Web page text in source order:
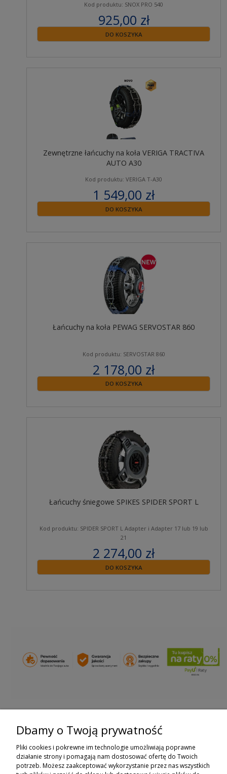
Kod produktu: SNOX PRO 540
925,00 zł
zawiera 23% VAT
DO KOSZYKA
Zewnętrzne łańcuchy na koła VERIGA TRACTIVA
AUTO A30
Kod produktu: VERIGA T-A30
1 549,00 zł
zawiera 23% VAT
DO KOSZYKA
Łańcuchy na koła PEWAG SERVOSTAR 860
Kod produktu: SERVOSTAR 860
2 178,00 zł
zawiera 23% VAT
DO KOSZYKA
Łańcuchy śniegowe SPIKES SPIDER SPORT L
Kod produktu: SPIDER SPORT L Adapter i Adapter 17 lub 19 lub
21
2 274,00 zł
zawiera 23% VAT
DO KOSZYKA
ZAPISZ SIĘ DO NEWSLETTERA
ZAPISZ SIĘ
Dbamy o Twoją prywatność
Pliki cookies i pokrewne im technologie umożliwiają poprawne
działanie strony i pomagają nam dostosować ofertę do Twoich
potrzeb. Możesz zaakceptować wykorzystanie przez nas wszystkich